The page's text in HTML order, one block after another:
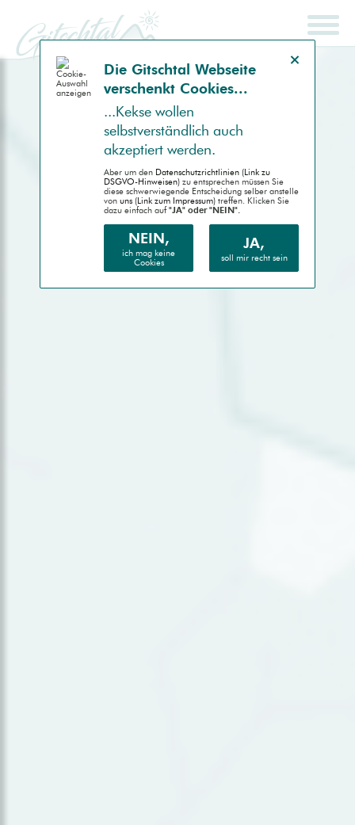
SCHNELLSUCHE
ENDGERÄT
Handheld (PDA)
Barrierefrei (AA)
Die Gitsch­tal Web­seite
ver­schenkt Coo­kies...
...Kek­se wollen
selbst­ver­ständlich auch
akzep­tiert werden.
Aber um den Daten­schutz­richtlinien (Link zu
DSGVO-Hinweisen) zu entsprechen müssen Sie
diese schwer­wiegende Entscheidung selber anstelle
von uns (Link zum Impressum) treffen. Klicken Sie
dazu einfach auf"JA" oder "NEIN".
NEIN,
ich mag keine
Cookies
JA,
soll mir recht sein